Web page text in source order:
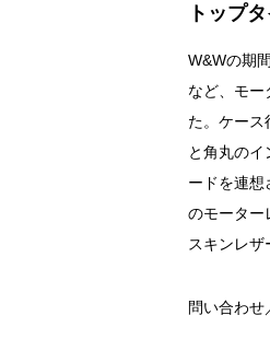
トップ
W&Wの期
など、モー
た。ケース
と角丸の
ードを連想
のモーター
スキンレザ
問い合わせ